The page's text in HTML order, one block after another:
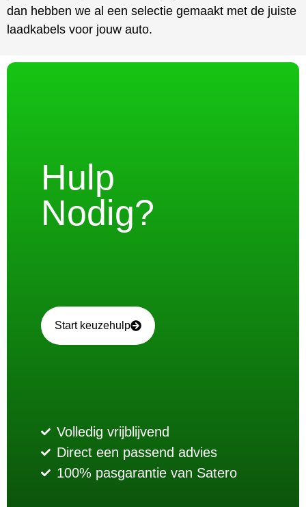
dan hebben we al een selectie gemaakt met de juiste
laadkabels voor jouw auto.
Hulp
Nodig?
Start keuzehulp
Volledig vrijblijvend
Direct een passend advies
100% pasgarantie van Satero